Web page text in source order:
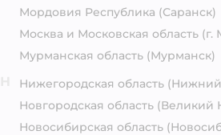
Мордовия Республика (Саранск)
Москва и Московская область (г.
Мурманская область (Мурманск)
Нижегородская область
Новгородская область (Великий
Новосибирская область